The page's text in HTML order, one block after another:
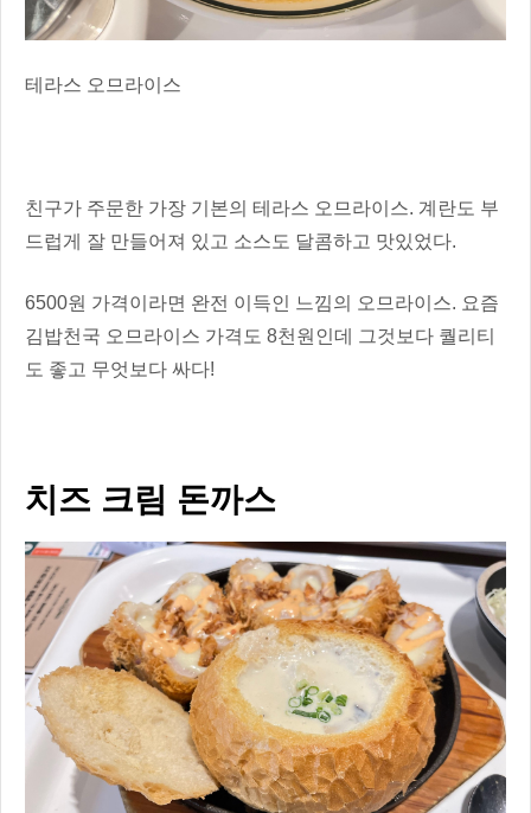
테라스 오므라이스
친구가 주문한 가장 기본의 테라스 오므라이스. 계란도 부
드럽게 잘 만들어져 있고 소스도 달콤하고 맛있었다.
6500원 가격이라면 완전 이득인 느낌의 오므라이스. 요즘
김밥천국 오므라이스 가격도 8천원인데 그것보다 퀄리티
도 좋고 무엇보다 싸다!
치즈 크림 돈까스